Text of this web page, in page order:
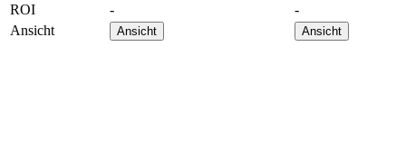
ROI
-
-
Ansicht
Ansicht Ansicht